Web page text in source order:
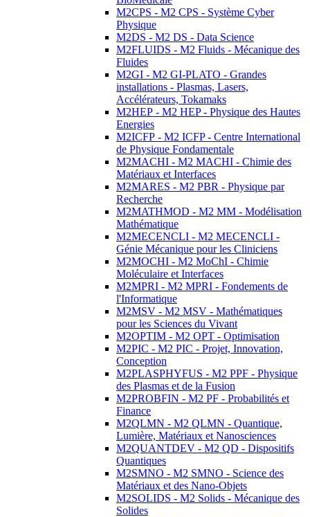
M2CPS - M2 CPS - Système Cyber
Physique
M2DS - M2 DS - Data Science
M2FLUIDS - M2 Fluids - Mécanique des
Fluides
M2GI - M2 GI-PLATO - Grandes
installations - Plasmas, Lasers,
Accélérateurs, Tokamaks
M2HEP - M2 HEP - Physique des Hautes
Energies
M2ICFP - M2 ICFP - Centre International
de Physique Fondamentale
M2MACHI - M2 MACHI - Chimie des
Matériaux et Interfaces
M2MARES - M2 PBR - Physique par
Recherche
M2MATHMOD - M2 MM - Modélisation
Mathématique
M2MECENCLI - M2 MECENCLI -
Génie Mécanique pour les Cliniciens
M2MOCHI - M2 MoChI - Chimie
Moléculaire et Interfaces
M2MPRI - M2 MPRI - Fondements de
l'Informatique
M2MSV - M2 MSV - Mathématiques
pour les Sciences du Vivant
M2OPTIM - M2 OPT - Optimisation
M2PIC - M2 PIC - Projet, Innovation,
Conception
M2PLASPHYFUS - M2 PPF - Physique
des Plasmas et de la Fusion
M2PROBFIN - M2 PF - Probabilités et
Finance
M2QLMN - M2 QLMN - Quantique,
Lumière, Matériaux et Nanosciences
M2QUANTDEV - M2 QD - Dispositifs
Quantiques
M2SMNO - M2 SMNO - Science des
Matériaux et des Nano-Objets
M2SOLIDS - M2 Solids - Mécanique des
Solides